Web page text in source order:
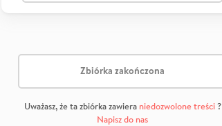
Zbiórka zakończona
Uważasz, że ta zbiórka zawiera niedozwolone treści?
Napisz do nas